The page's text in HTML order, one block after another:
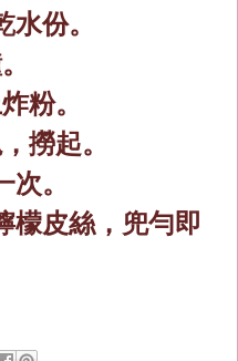
份。
粉。
撈起。
。
檬皮絲，兜勻即